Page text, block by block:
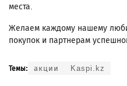
места.
Желаем каждому нашему
покупок и партнерам
Темы: акции Kaspi.kz